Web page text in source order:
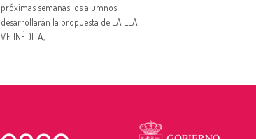
próximas semanas los alumnos
desarrollarán la propuesta de LA LLA
VE INÉDITA,...